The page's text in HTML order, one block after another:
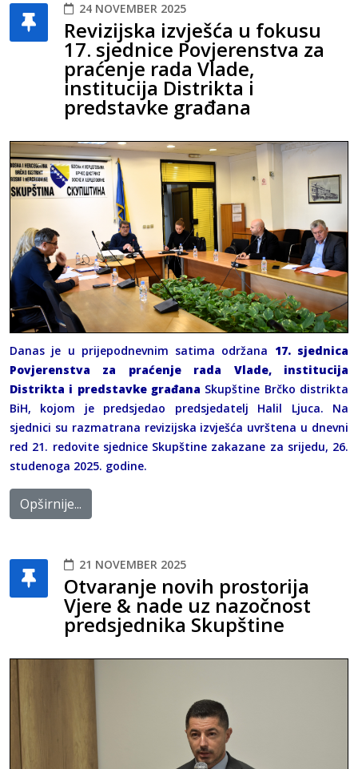
24 NOVEMBER 2025
Revizijska izvješća u fokusu
17. sjednice Povjerenstva za
praćenje rada Vlade,
institucija Distrikta i
predstavke građana
Danas je u prijepodnevnim satima održana 17. sjednica
Povjerenstva za praćenje rada Vlade, institucija
Distrikta i predstavke građana Skupštine Brčko distrikta
BiH, kojom je predsjedao predsjedatelj Halil Ljuca. Na
sjednici su razmatrana revizijska izvješća uvrštena u dnevni
red 21. redovite sjednice Skupštine zakazane za srijedu, 26.
studenoga 2025. godine.
Opširnije...
21 NOVEMBER 2025
Otvaranje novih prostorija
Vjere & nade uz nazočnost
predsjednika Skupštine